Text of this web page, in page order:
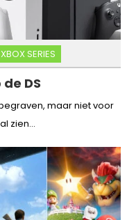
XBOX SERIES
DS
maar niet voor
zien...